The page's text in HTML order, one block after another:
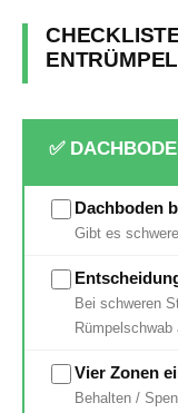
✅
Dachboden
Gibt es
Bei schweren
Rümpelschwab
Vier Zonen
Behalten /